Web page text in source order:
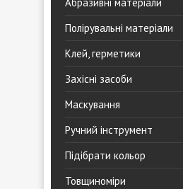
Полірувальні матеріали
Клей, герметики
Захісні засоби
Маскування
Ручний інструмент
Підібрати кольор
Товщиноміри